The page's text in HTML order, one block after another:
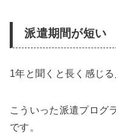
派遣期間が短い
1年と聞くと長く感じ
こういった派遣プログ
です。